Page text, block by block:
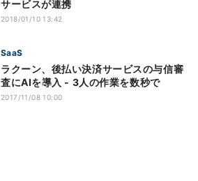
サービスが連携
2018/01/10 13:42
SaaS
ラクーン、後払い決済サービスの与信審
査にAIを導入 - 3人の作業を数秒で
2017/11/08 10:00